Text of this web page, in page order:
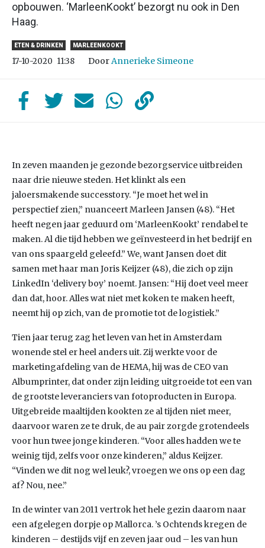
opbouwen. ‘MarleenKookt’ bezorgt nu ook in Den
Haag.
ETEN & DRINKEN MARLEENKOOKT
17-10-2020 11:38 DoorAnnerieke Simeone
In zeven maanden je gezonde bezorgservice uitbreiden
naar drie nieuwe steden. Het klinkt als een
jaloersmakende successtory. “Je moet het wel in
perspectief zien,” nuanceert Marleen Jansen (48). “Het
heeft negen jaar geduurd om ‘MarleenKookt’ rendabel te
maken. Al die tijd hebben we geïnvesteerd in het bedrijf en
van ons spaargeld geleefd.” We, want Jansen doet dit
samen met haar man Joris Keijzer (48), die zich op zijn
LinkedIn ‘delivery boy’ noemt. Jansen: “Hij doet veel meer
dan dat, hoor. Alles wat niet met koken te maken heeft,
neemt hij op zich, van de promotie tot de logistiek.”
Tien jaar terug zag het leven van het in Amsterdam
wonende stel er heel anders uit. Zij werkte voor de
marketingafdeling van de HEMA, hij was de CEO van
Albumprinter, dat onder zijn leiding uitgroeide tot een van
de grootste leveranciers van fotoproducten in Europa.
Uitgebreide maaltijden kookten ze al tijden niet meer,
daarvoor waren ze te druk, de au pair zorgde grotendeels
voor hun twee jonge kinderen. “Voor alles hadden we te
weinig tijd, zelfs voor onze kinderen,” aldus Keijzer.
“Vinden we dit nog wel leuk?, vroegen we ons op een dag
af? Nou, nee.”
In de winter van 2011 vertrok het hele gezin daarom naar
een afgelegen dorpje op Mallorca. ’s Ochtends kregen de
kinderen – destijds vijf en zeven jaar oud – les van hun